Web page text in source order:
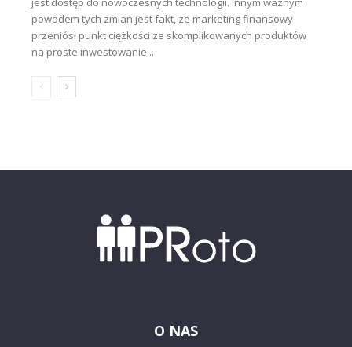
powodem tych zmian jest fakt, że marketing finansowy
przeniósł punkt ciężkości ze skomplikowanych produktów
na proste inwestowanie...
O NAS